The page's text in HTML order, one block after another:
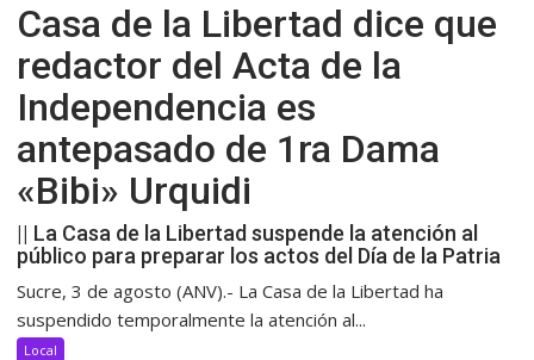
Casa de la Libertad dice que
redactor del Acta de la
Independencia es
antepasado de 1ra Dama
«Bibi» Urquidi
|| La Casa de la Libertad suspende la atención al
público para preparar los actos del Día de la Patria
Sucre, 3 de agosto (ANV).- La Casa de la Libertad ha
suspendido temporalmente la atención al...
Local